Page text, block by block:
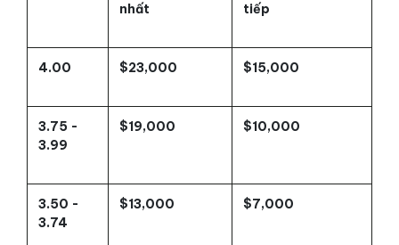
nhất
tiếp
4.00 $23,000 $15,000
3.75 -
3.99
$19,000 $10,000
3.50 -
3.74
$13,000 $7,000